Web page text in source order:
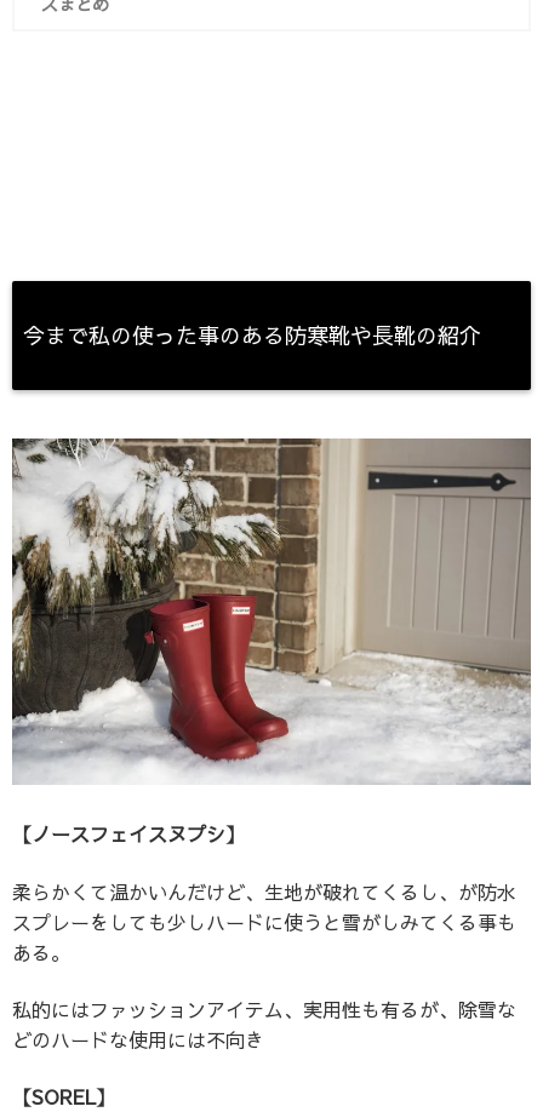
今まで私の使った事のある防寒靴や長靴の紹介
【ノースフェイスヌプシ】
柔らかくて温かいんだけど、生地が破れてくるし、が防水
スプレーをしても少しハードに使うと雪がしみてくる事も
ある。
私的にはファッションアイテム、実用性も有るが、除雪な
どのハードな使用には不向き
【SOREL】